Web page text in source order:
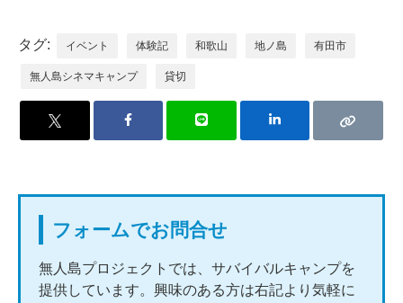
タグ: イベント 体験記 和歌山 地ノ島 有田市
無人島シネマキャンプ 貸切
フォームでお問合せ
無人島プロジェクトでは、サバイバルキャンプを
提供しています。興味のある方は右記より気軽に